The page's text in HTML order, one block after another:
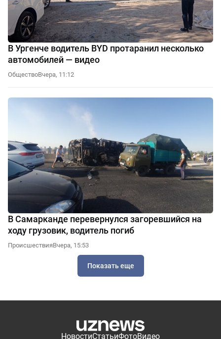
В Ургенче водитель BYD протаранил несколько
автомобилей — видео
ОбществоВчера, 11:12
В Самарканде перевернулся загоревшийся на
ходу грузовик, водитель погиб
ПроисшествияВчера, 15:53
Показать еще
НовостиСтатьиФотоВидео